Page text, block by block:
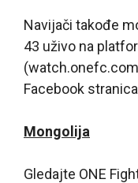
Navijači takođe
43 uživo na
Facebook
Mongolija
Gledajte ONE